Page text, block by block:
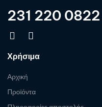
231 220 0822
Χρήσιμα
Αρχική
Προϊόντα